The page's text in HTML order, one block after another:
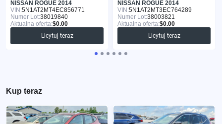
NISSAN ROGUE 2014
VIN:5N1AT2MT4EC856771
Numer Lot:38019840
Aktualna oferta:$0.00
Licytuj teraz
NISSAN ROGUE 2014
VIN:5N1AT2MT3EC764289
Numer Lot:38003821
Aktualna oferta:$0.00
Licytuj teraz
Kup teraz